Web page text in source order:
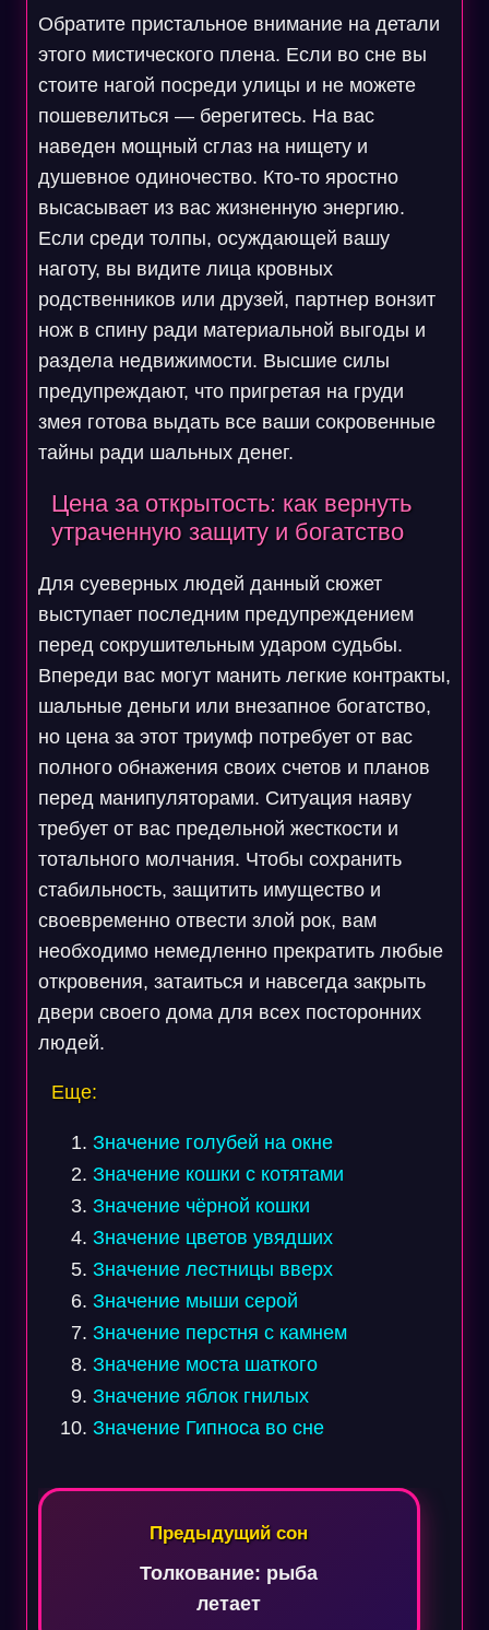
Обратите пристальное внимание на детали
этого мистического плена. Если во сне вы
стоите нагой посреди улицы и не можете
пошевелиться — берегитесь. На вас
наведен мощный сглаз на нищету и
душевное одиночество. Кто-то яростно
высасывает из вас жизненную энергию.
Если среди толпы, осуждающей вашу
наготу, вы видите лица кровных
родственников или друзей, партнер вонзит
нож в спину ради материальной выгоды и
раздела недвижимости. Высшие силы
предупреждают, что пригретая на груди
змея готова выдать все ваши сокровенные
тайны ради шальных денег.
Цена за открытость: как вернуть
утраченную защиту и богатство
Для суеверных людей данный сюжет
выступает последним предупреждением
перед сокрушительным ударом судьбы.
Впереди вас могут манить легкие контракты,
шальные деньги или внезапное богатство,
но цена за этот триумф потребует от вас
полного обнажения своих счетов и планов
перед манипуляторами. Ситуация наяву
требует от вас предельной жесткости и
тотального молчания. Чтобы сохранить
стабильность, защитить имущество и
своевременно отвести злой рок, вам
необходимо немедленно прекратить любые
откровения, затаиться и навсегда закрыть
двери своего дома для всех посторонних
людей.
Еще:
Значение голубей на окне
Значение кошки с котятами
Значение чёрной кошки
Значение цветов увядших
Значение лестницы вверх
Значение мыши серой
Значение перстня с камнем
Значение моста шаткого
Значение яблок гнилых
Значение Гипноса во сне
Навигация
записям
Предыдущий сон
Толкование: рыба
летает